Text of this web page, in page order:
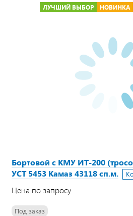
ЛУЧШИЙ ВЫБОР НОВИНКА
Бортовой с КМУ ИТ-200
УСТ 5453 Камаз 43118 сп.м.
Цена по запросу
Под заказ